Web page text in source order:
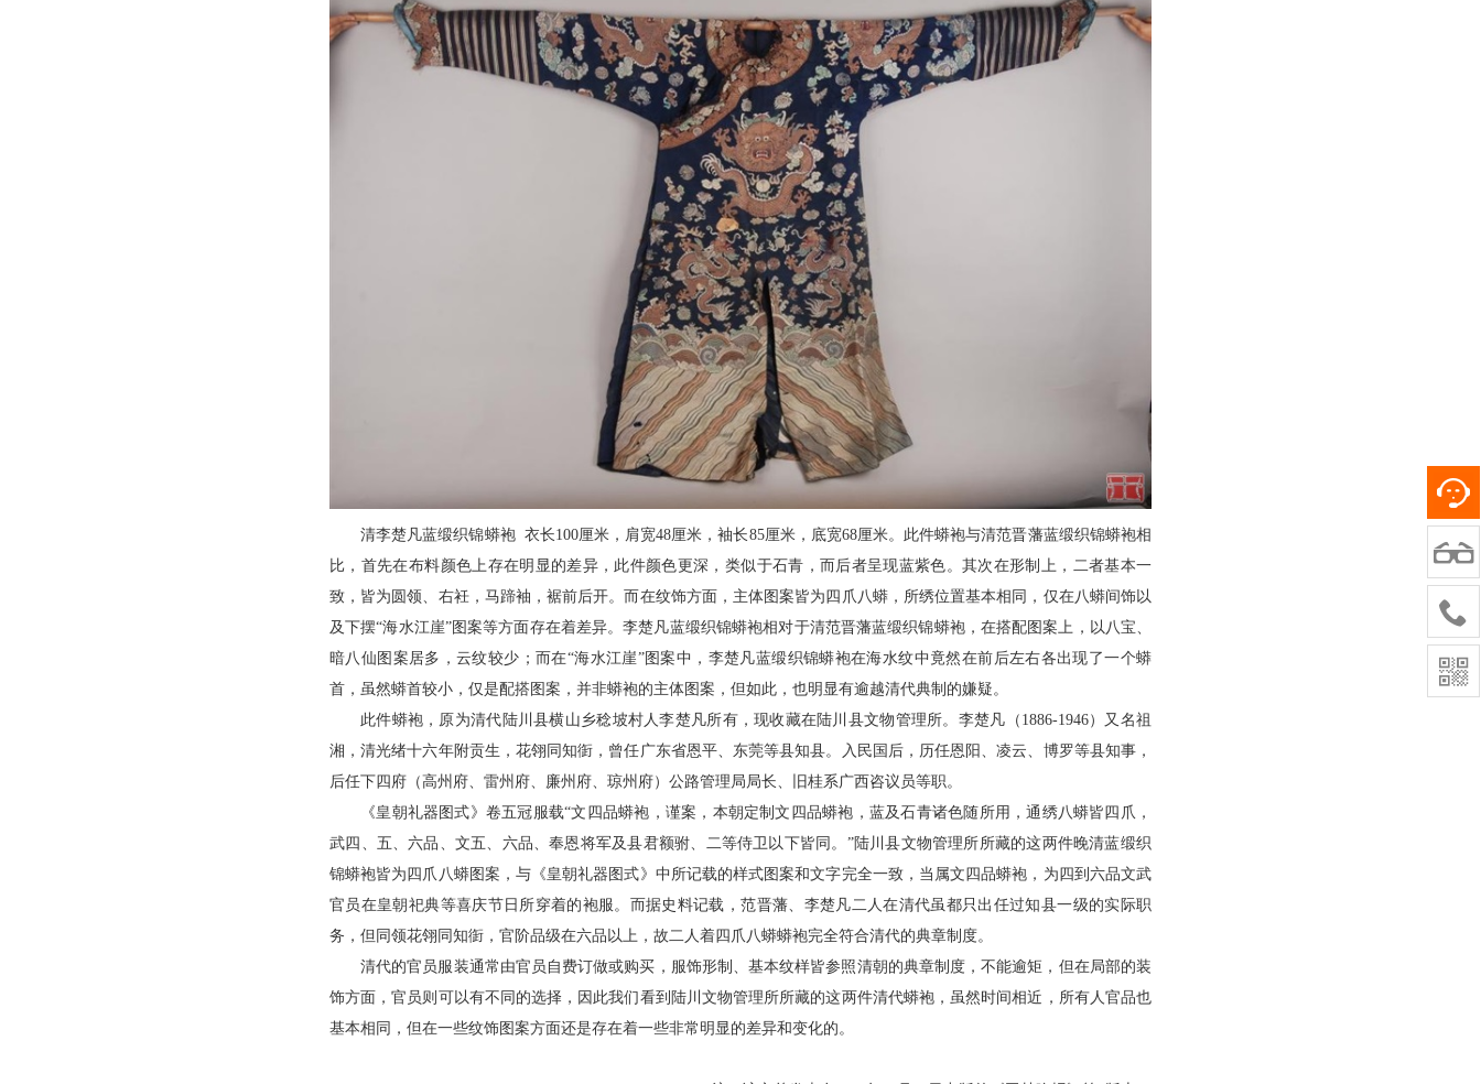
清李楚凡蓝缎织锦蟒袍 衣长100厘米，肩宽48厘米，袖长85厘米，底宽68厘米。此件蟒袍与清范晋藩蓝缎织锦蟒袍相
比，首先在布料颜色上存在明显的差异，此件颜色更深，类似于石青，而后者呈现蓝紫色。其次在形制上，二者基本一
致，皆为圆领、右衽，马蹄袖，裾前后开。而在纹饰方面，主体图案皆为四爪八蟒，所绣位置基本相同，仅在八蟒间饰以
及下摆“海水江崖”图案等方面存在着差异。李楚凡蓝缎织锦蟒袍相对于清范晋藩蓝缎织锦蟒袍，在搭配图案上，以八宝、
暗八仙图案居多，云纹较少；而在“海水江崖”图案中，李楚凡蓝缎织锦蟒袍在海水纹中竟然在前后左右各出现了一个蟒
首，虽然蟒首较小，仅是配搭图案，并非蟒袍的主体图案，但如此，也明显有逾越清代典制的嫌疑。
此件蟒袍，原为清代陆川县横山乡稔坡村人李楚凡所有，现收藏在陆川县文物管理所。李楚凡（1886-1946）又名祖
湘，清光绪十六年附贡生，花翎同知衘，曾任广东省恩平、东莞等县知县。入民国后，历任恩阳、凌云、博罗等县知事，
后任下四府（高州府、雷州府、廉州府、琼州府）公路管理局局长、旧桂系广西咨议员等职。
《皇朝礼器图式》卷五冠服载“文四品蟒袍，谨案，本朝定制文四品蟒袍，蓝及石青诸色随所用，通绣八蟒皆四爪，
武四、五、六品、文五、六品、奉恩将军及县君额驸、二等侍卫以下皆同。”陆川县文物管理所所藏的这两件晚清蓝缎织
锦蟒袍皆为四爪八蟒图案，与《皇朝礼器图式》中所记载的样式图案和文字完全一致，当属文四品蟒袍，为四到六品文武
官员在皇朝祀典等喜庆节日所穿着的袍服。而据史料记载，范晋藩、李楚凡二人在清代虽都只出任过知县一级的实际职
务，但同领花翎同知衘，官阶品级在六品以上，故二人着四爪八蟒蟒袍完全符合清代的典章制度。
清代的官员服装通常由官员自费订做或购买，服饰形制、基本纹样皆参照清朝的典章制度，不能逾矩，但在局部的装
饰方面，官员则可以有不同的选择，因此我们看到陆川文物管理所所藏的这两件清代蟒袍，虽然时间相近，所有人官品也
基本相同，但在一些纹饰图案方面还是存在着一些非常明显的差异和变化的。


